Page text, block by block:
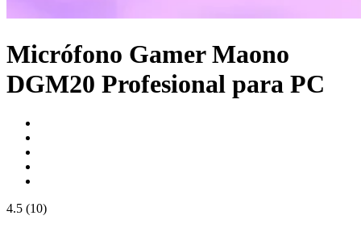
Micrófono Gamer Maono
DGM20 Profesional para PC
4.5 (10)